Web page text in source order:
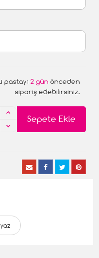
pastayı 2 gün önceden
sipariş edebilirsiniz.
Sepete Ekle